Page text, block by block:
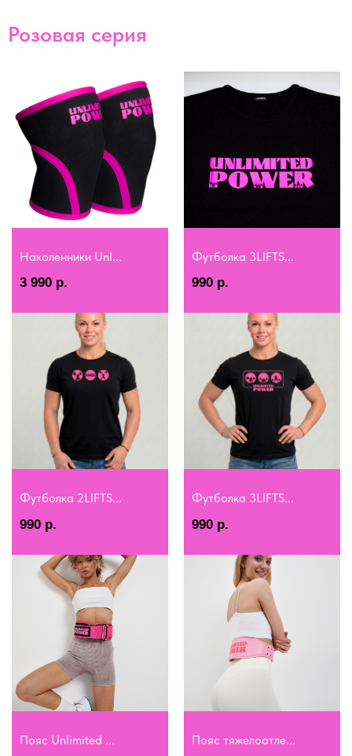
Розовая серия
Наколенники Unl...
3 990 р.
Футболка 3LIFTS...
990 р.
Футболка 2LIFTS...
990 р.
Футболка 3LIFTS...
990 р.
Пояс Unlimited ...
Пояс тяжелоатле...